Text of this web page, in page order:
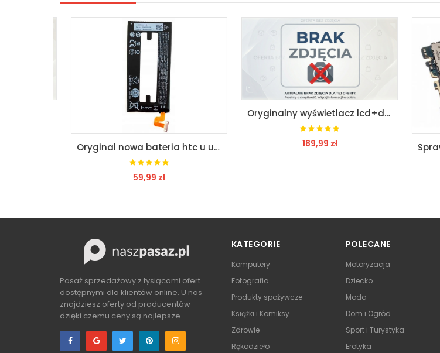
Oryginal nowa bateria htc u ultra swiezynka
59,99 zł
Oryginalny wyświetlacz lcd+dotyk ramka cat s40 fv
189,99 zł
Pasaż sprzedażowy z tysiącami ofert
dostępnymi dla klientów online. U nas
znajdziesz oferty od producentów
dzięki czemu ceny są najlepsze.
KATEGORIE
Komputery
Fotografia
Produkty spożywcze
Książki i Komiksy
Zdrowie
Rękodzieło
POLECANE
Motoryzacja
Dziecko
Moda
Dom i Ogród
Sport i Turystyka
Erotyka